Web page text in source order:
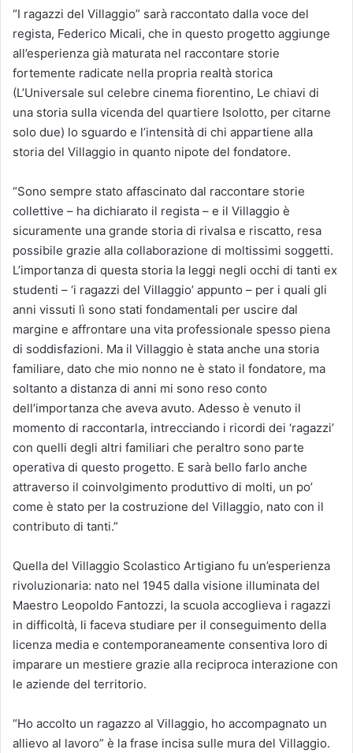
“I ragazzi del Villaggio” sarà raccontato dalla voce del
regista, Federico Micali, che in questo progetto aggiunge
all’esperienza già maturata nel raccontare storie
fortemente radicate nella propria realtà storica
(L’Universale sul celebre cinema fiorentino, Le chiavi di
una storia sulla vicenda del quartiere Isolotto, per citarne
solo due) lo sguardo e l’intensità di chi appartiene alla
storia del Villaggio in quanto nipote del fondatore.
“Sono sempre stato affascinato dal raccontare storie
collettive – ha dichiarato il regista – e il Villaggio è
sicuramente una grande storia di rivalsa e riscatto, resa
possibile grazie alla collaborazione di moltissimi soggetti.
L’importanza di questa storia la leggi negli occhi di tanti ex
studenti – ‘i ragazzi del Villaggio’ appunto – per i quali gli
anni vissuti lì sono stati fondamentali per uscire dal
margine e affrontare una vita professionale spesso piena
di soddisfazioni. Ma il Villaggio è stata anche una storia
familiare, dato che mio nonno ne è stato il fondatore, ma
soltanto a distanza di anni mi sono reso conto
dell’importanza che aveva avuto. Adesso è venuto il
momento di raccontarla, intrecciando i ricordi dei ‘ragazzi’
con quelli degli altri familiari che peraltro sono parte
operativa di questo progetto. E sarà bello farlo anche
attraverso il coinvolgimento produttivo di molti, un po’
come è stato per la costruzione del Villaggio, nato con il
contributo di tanti.”
Quella del Villaggio Scolastico Artigiano fu un’esperienza
rivoluzionaria: nato nel 1945 dalla visione illuminata del
Maestro Leopoldo Fantozzi, la scuola accoglieva i ragazzi
in difficoltà, li faceva studiare per il conseguimento della
licenza media e contemporaneamente consentiva loro di
imparare un mestiere grazie alla reciproca interazione con
le aziende del territorio.
“Ho accolto un ragazzo al Villaggio, ho accompagnato un
allievo al lavoro” è la frase incisa sulle mura del Villaggio.